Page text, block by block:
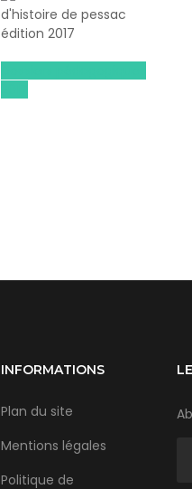
INFORMATIONS
Plan du site
Mentions légales
Politique de